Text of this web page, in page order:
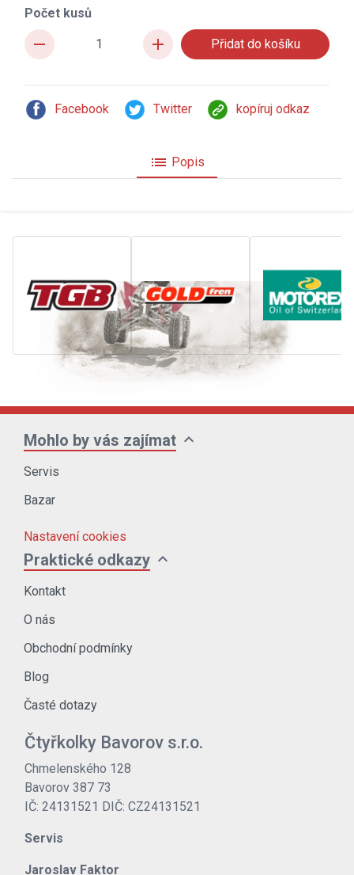
Počet kusů
remove add
Facebook Twitter kopíruj odkaz
list Popis
Mohlo by vás zajímat expand_more
Servis
Bazar
Nastavení cookies
Praktické odkazy expand_more
Kontakt
O nás
Obchodní podmínky
Blog
Časté dotazy
Čtyřkolky Bavorov s.r.o.
Chmelenského 128
Bavorov 387 73
IČ: 24131521 DIČ: CZ24131521
Servis
Jaroslav Faktor